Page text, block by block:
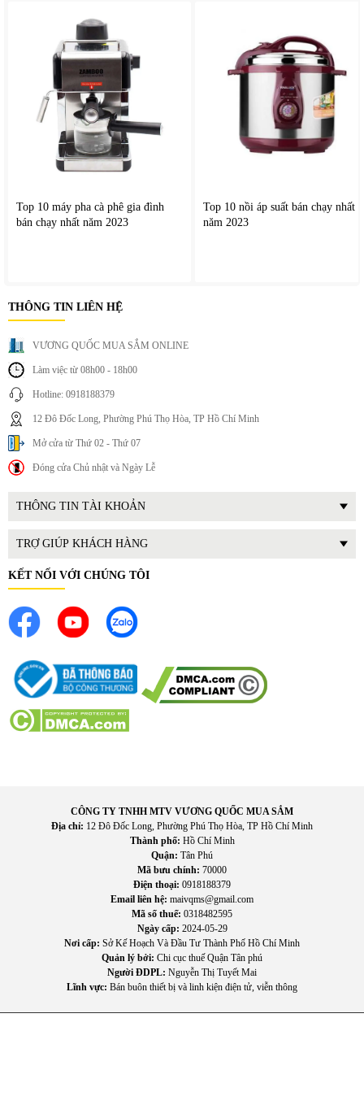
Top 10 máy pha cà phê gia đình
bán chạy nhất năm 2023
Top 10 nồi áp suất bán chạy nhất
năm 2023
THÔNG TIN LIÊN HỆ
VƯƠNG QUỐC MUA SẮM ONLINE
Làm việc từ 08h00 - 18h00
Hotline: 0918188379
12 Đô Đốc Long, Phường Phú Thọ Hòa, TP Hồ Chí Minh
Mở cửa từ Thứ 02 - Thứ 07
Đóng cửa Chủ nhật và Ngày Lễ
THÔNG TIN TÀI KHOẢN
TRỢ GIÚP KHÁCH HÀNG
KẾT NỐI VỚI CHÚNG TÔI
CÔNG TY TNHH MTV VƯƠNG QUỐC MUA SẮM
Địa chỉ: 12 Đô Đốc Long, Phường Phú Thọ Hòa, TP Hồ Chí Minh
Thành phố: Hồ Chí Minh
Quận: Tân Phú
Mã bưu chính: 70000
Điện thoại: 0918188379
Email liên hệ: maivqms@gmail.com
Mã số thuế: 0318482595
Ngày cấp: 2024-05-29
Nơi cấp: Sở Kế Hoạch Và Đầu Tư Thành Phố Hồ Chí Minh
Quản lý bởi: Chi cục thuế Quận Tân phú
Người ĐDPL: Nguyễn Thị Tuyết Mai
Lĩnh vực: Bán buôn thiết bị và linh kiện điện tử, viễn thông